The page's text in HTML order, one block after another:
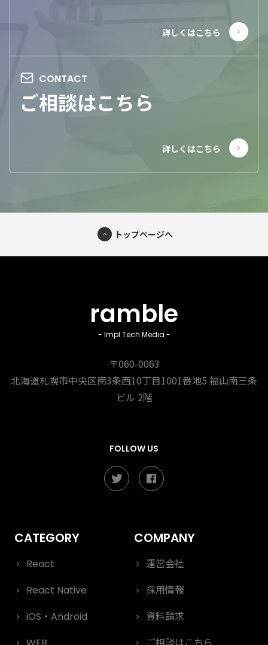
ご相談はこちら
トップページへ
ramble
- Impl Tech Media -
〒060-0063
北海道札幌市中央区南3条西10丁目1001番地5 福山南三条
ビル 2階
FOLLOW US
React
React Native
iOS・Android
運営会社
採用情報
資料請求